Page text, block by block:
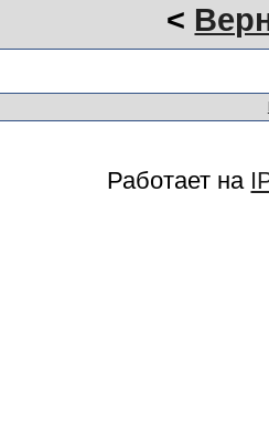
<
Работает на